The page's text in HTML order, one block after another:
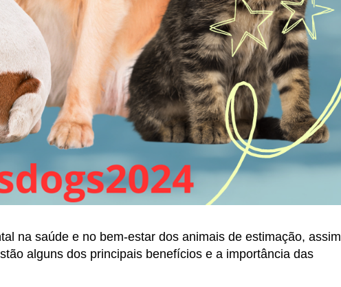
na saúde e no bem-estar dos animais de estimação, assim
alguns dos principais benefícios e a importância das